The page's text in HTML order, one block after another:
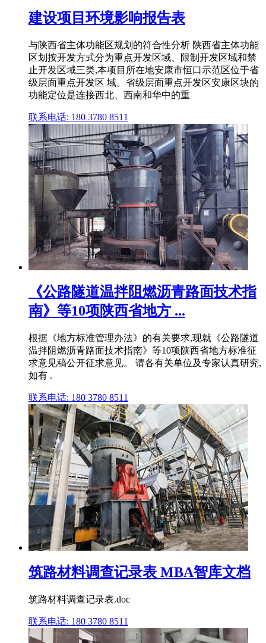
建设项目环境影响报告表
与陕西省主体功能区规划的符合性分析 陕西省主体功能
区划按开发方式分为重点开发区域、限制开发区域和禁
止开发区域三类,本项目所在地安康市恒口示范区位于省
级层面重点开发区 域。省级层面重点开发区安康区块的
功能定位是连接西北、西南和华中的重
联系电话: 180 3780 8511
《公路隧道温拌阻燃沥青路面技术指
南》等10项陕西省地方 ...
根据《地方标准管理办法》的有关要求,现就《公路隧道
温拌阻燃沥青路面技术指南》等10项陕西省地方标准征
求意见稿公开征求意见。 请各有关单位及专家认真研究,
如有 .
联系电话: 180 3780 8511
筑路材料调查记录表 MBA智库文档
筑路材料调查记录表.doc
联系电话: 180 3780 8511